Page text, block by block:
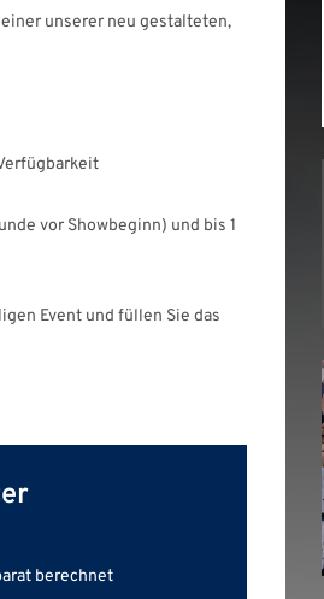
unserer neu gestalteten,
vor Showbeginn) und bis 1
Event und füllen Sie das
berechnet